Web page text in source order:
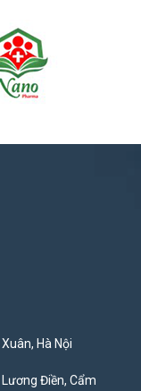
Hà Nội
Điền, Cẩm